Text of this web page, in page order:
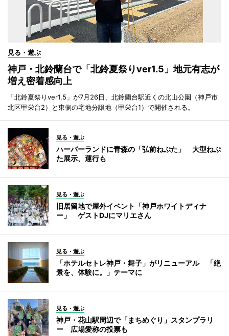
見る・遊ぶ
神戸・北鈴蘭台で「北鈴夏祭りver1.5」地元有志が
増え密着感向上
「北鈴夏祭りver1.5」が7月26日、北鈴蘭台駅近くの北山公園（神戸市
北区甲栄台2）と東側の宅地分譲地（甲栄台1）で開催される。
見る・遊ぶ
ハーバーランドに青森の「弘前ねぷた」 大型ねぷ
た展示、運行も
見る・遊ぶ
旧居留地で屋外イベント「神戸ホワイトディナ
ー」 ゲストDJにマリエさん
見る・遊ぶ
「ホテルセトレ神戸・舞子」がリニューアル 「絶
景を、体験に。」テーマに
見る・遊ぶ
神戸・花山駅周辺で「まちめぐり」スタンプラリ
ー 広場愛称の投票も